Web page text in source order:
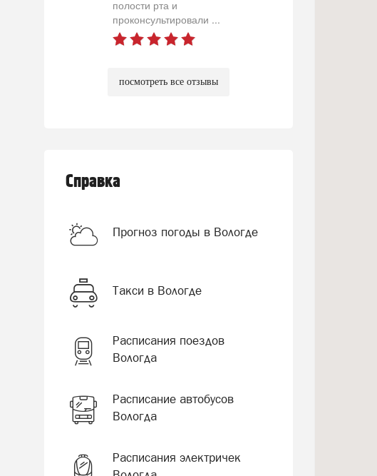
полости рта и
проконсультировали ...
посмотреть все отзывы
Справка
Прогноз погоды в Вологде
Такси в Вологде
Расписания поездов
Вологда
Расписание автобусов
Вологда
Расписания электричек